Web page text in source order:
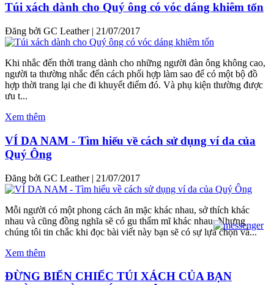
Túi xách dành cho Quý ông có vóc dáng khiêm tốn
Đăng bởi GC Leather | 21/07/2017
Khi nhắc đến thời trang dành cho những người đàn ông không cao,
người ta thường nhắc đến cách phối hợp làm sao để có một bộ đồ
hợp thời trang lại che đi khuyết điểm đó. Và phụ kiện thường được
ưu t...
Xem thêm
VÍ DA NAM - Tìm hiểu về cách sử dụng ví da của
Quý Ông
Đăng bởi GC Leather | 21/07/2017
Mỗi người có một phong cách ăn mặc khác nhau, sở thích khác
nhau và cũng đồng nghĩa sẽ có gu thẩm mĩ khác nhau. Nhưng
chúng tôi tin chắc khi đọc bài viết này bạn sẽ có sự lựa chọn và...
Xem thêm
ĐỪNG BIẾN CHIẾC TÚI XÁCH CỦA BẠN